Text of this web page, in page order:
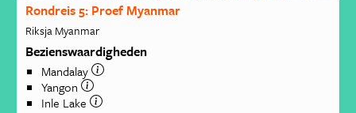
Rondreis 5: Proef Myanmar
Riksja Myanmar
Bezienswaardigheden
Mandalay
Yangon
Inle Lake